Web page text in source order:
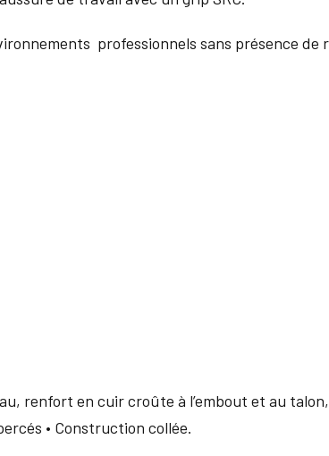
professionnels sans présence de
renfort en cuir croûte à l’embout et au
• Construction collée.